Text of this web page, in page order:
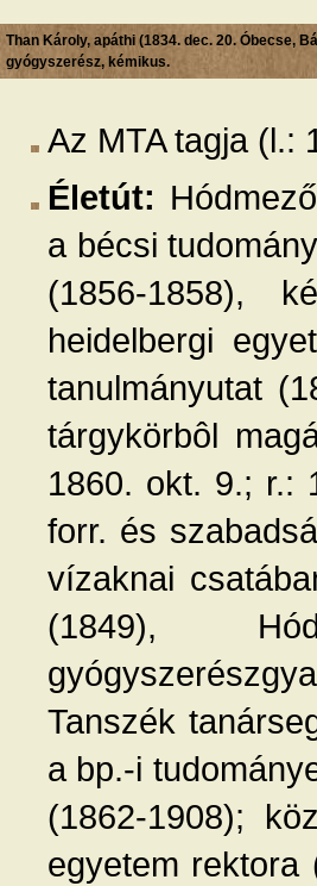
Than Károly, apáthi (1834. dec. 20. Óbecse,
gyógyszerész, kémikus.
Az MTA tagja (l.:
Életút:
a bécsi
(1856-1858),
heidelbergi
tanulmányutat
tárgykörbôl
1860. okt. 9.; r.:
forr. és
vízaknai
(1849),
Tanszék
a bp.-i
(1862-1908);
egyetem rektora